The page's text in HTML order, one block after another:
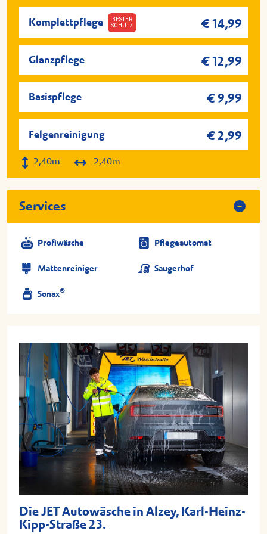
Waschen und Trocknen
SONAX® Glanz
Waschen und Trocknen
Immer zuwählbar: Manuelle
Felgenreinigung.
Komplettpflege BESTER
SCHUTZ € 14,99
Glanzpflege € 12,99
Basispflege € 9,99
Felgenreinigung € 2,99
2,40m 2,40m
Services
Profiwäsche Pflegeautomat
Mattenreiniger Saugerhof
Sonax®
Die JET Autowäsche in Alzey, Karl-Heinz-
Kipp-Straße 23.